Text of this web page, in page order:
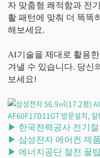
자 맞춤형 쾌적함과 전
활 패턴에 맞춰 더 똑똑
해보세요.
AI기술을 제대로 활용
겨낼 수 있습니다. 당신
보세요!
▶ 한국전력공사 전기
▶ 삼성전자 에어컨 제품
▶ 에너지공단 절전 꿀팁